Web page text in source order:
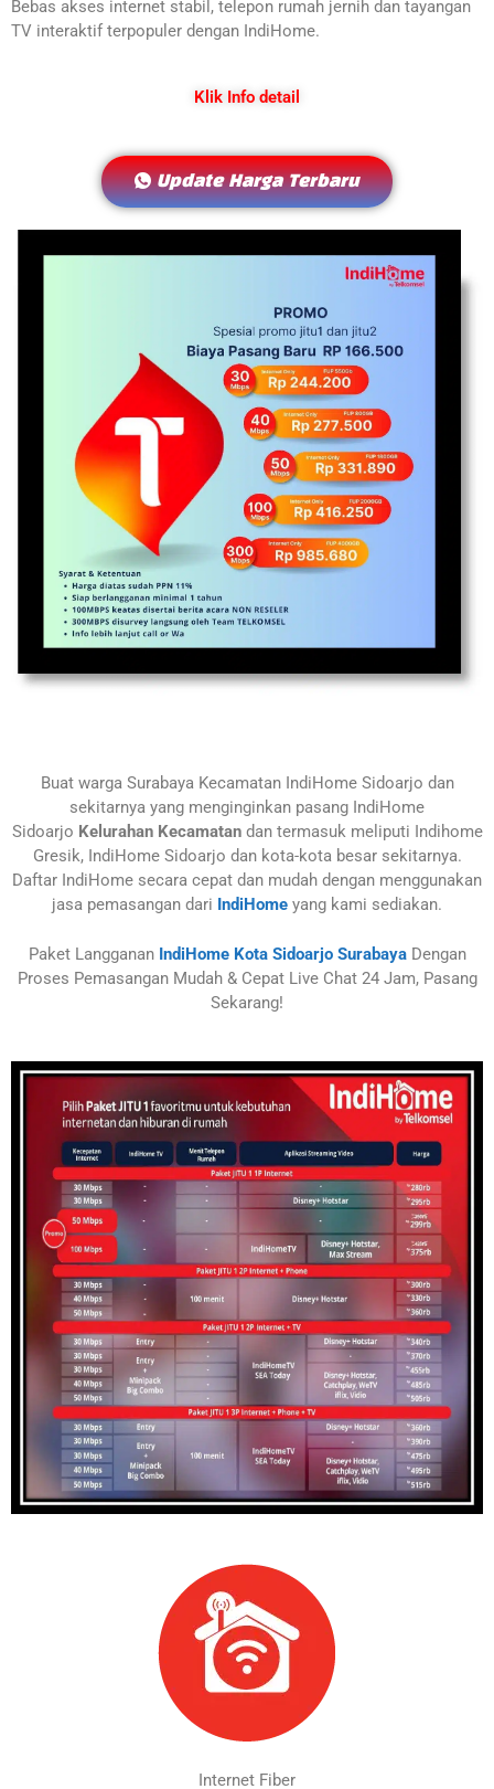
Bebas akses internet stabil, telepon rumah jernih dan tayangan
TV interaktif terpopuler dengan IndiHome.
Klik Info detail
Update Harga Terbaru
Buat warga Surabaya Kecamatan IndiHome Sidoarjo dan
sekitarnya yang menginginkan pasang IndiHome
Sidoarjo Kelurahan Kecamatan dan termasuk meliputi Indihome
Gresik, IndiHome Sidoarjo dan kota-kota besar sekitarnya.
Daftar IndiHome secara cepat dan mudah dengan menggunakan
jasa pemasangan dari IndiHome yang kami sediakan.
Paket Langganan IndiHome Kota Sidoarjo SurabayaDengan
Proses Pemasangan Mudah & Cepat Live Chat 24 Jam, Pasang
Sekarang!
Internet Fiber